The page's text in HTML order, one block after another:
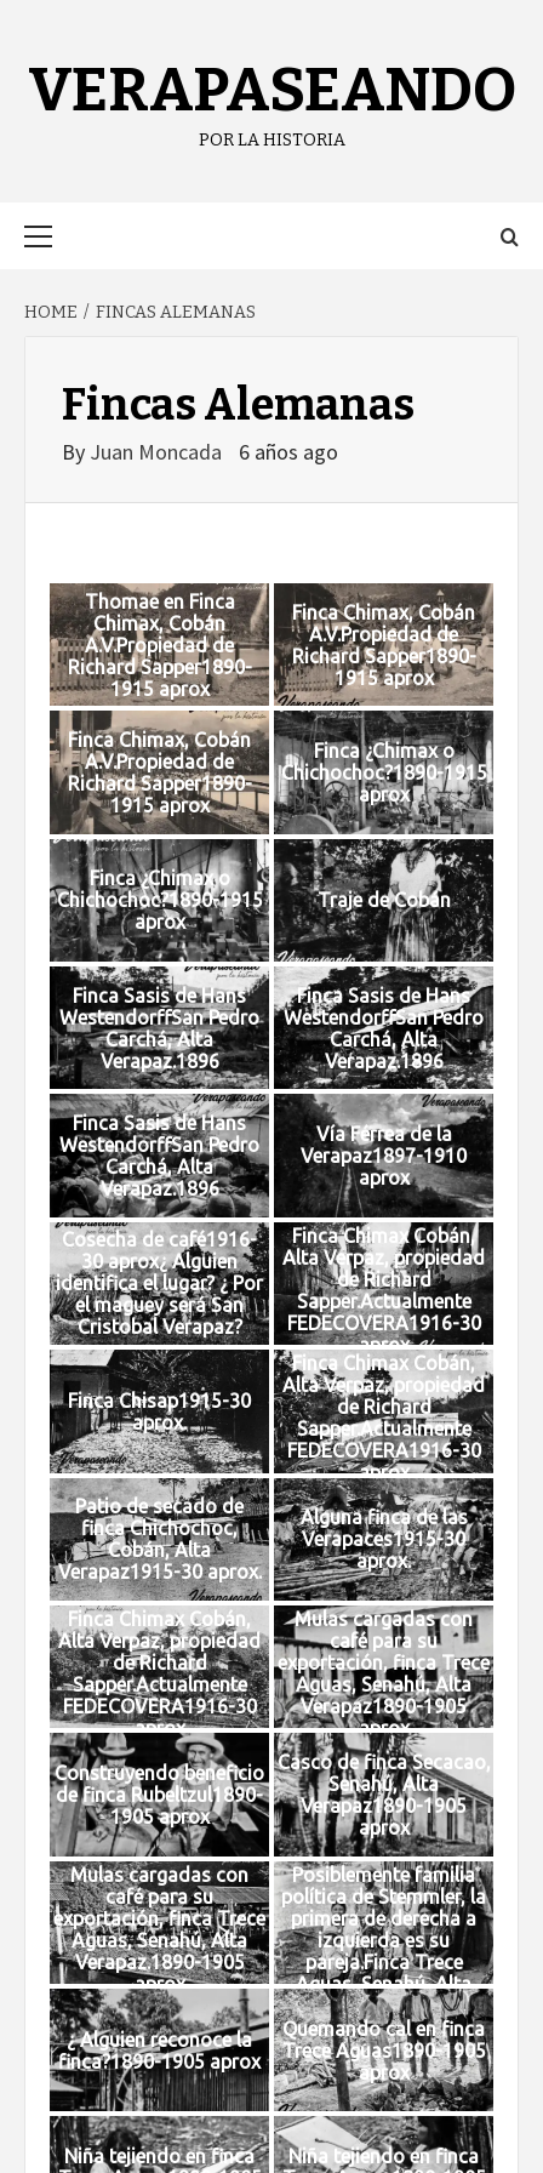
VERAPASEANDO
POR LA HISTORIA
HOME FINCAS ALEMANAS
Fincas Alemanas
By Juan Moncada 6 años ago
Thomae en Finca
Chimax, Cobán
A.V.Propiedad de
Richard Sapper1890-
1915 aprox
Finca Chimax, Cobán
A.V.Propiedad de
Richard Sapper1890-
1915 aprox
Finca Chimax, Cobán
A.V.Propiedad de
Richard Sapper1890-
1915 aprox
Finca ¿Chimax o
Chichochoc?1890-1915
aprox
Finca ¿Chimax o
Chichochoc?1890-1915
aprox
Traje de Cobán
Finca Sasis de Hans
WestendorffSan Pedro
Carchá, Alta
Verapaz.1896
Finca Sasis de Hans
WestendorffSan Pedro
Carchá, Alta
Verapaz.1896
Finca Sasis de Hans
WestendorffSan Pedro
Carchá, Alta
Verapaz.1896
Vía Férrea de la
Verapaz1897-1910
aprox
Cosecha de café1916-
30 aprox¿ Alguien
identifica el lugar? ¿ Por
el maguey será San
Cristobal Verapaz?
Finca Chimax Cobán,
Alta Verpaz, propiedad
de Richard
Sapper.Actualmente
FEDECOVERA1916-30
aprox
Finca Chisap1915-30
aprox.
Finca Chimax Cobán,
Alta Verpaz, propiedad
de Richard
Sapper.Actualmente
FEDECOVERA1916-30
aprox
Patio de secado de
finca Chichochoc,
Cobán, Alta
Verapaz1915-30 aprox.
Alguna finca de las
Verapaces1915-30
aprox.
Finca Chimax Cobán,
Alta Verpaz, propiedad
de Richard
Sapper.Actualmente
FEDECOVERA1916-30
aprox
Mulas cargadas con
café para su
exportación, finca Trece
Aguas, Senahú, Alta
Verapaz1890-1905
aprox
Construyendo beneficio
de finca Rubeltzul1890-
1905 aprox
Casco de finca Secacao,
Senahú, Alta
Verapaz1890-1905
aprox
Mulas cargadas con
café para su
exportación, finca Trece
Aguas, Senahú, Alta
Verapaz.1890-1905
aprox
Posiblemente familia
política de Stemmler, la
primera de derecha a
izquierda es su
pareja.Finca Trece
Aguas, Senahú, Alta
Verapaz1890-1905
aprox
¿ Alguien reconoce la
finca?1890-1905 aprox
Quemando cal en finca
Trece Aguas1890-1905
aprox
Niña tejiendo en finca
Niña tejiendo en finca